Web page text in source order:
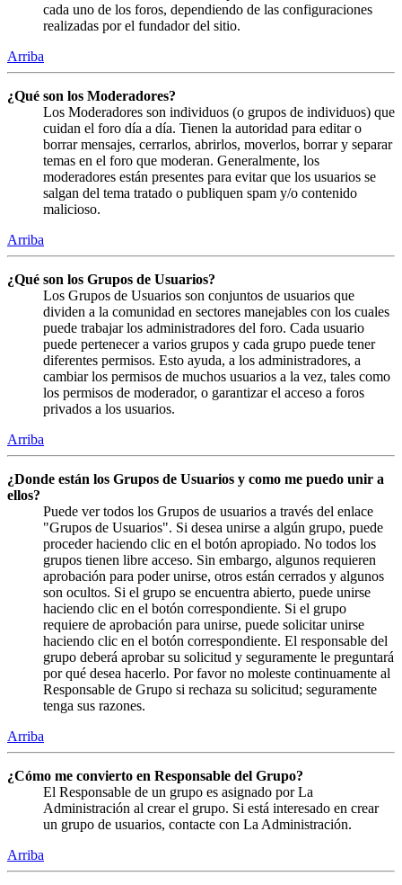
cada uno de los foros, dependiendo de las configuraciones
realizadas por el fundador del sitio.
Arriba
¿Qué son los Moderadores?
Los Moderadores son individuos (o grupos de individuos) que
cuidan el foro día a día. Tienen la autoridad para editar o
borrar mensajes, cerrarlos, abrirlos, moverlos, borrar y separar
temas en el foro que moderan. Generalmente, los
moderadores están presentes para evitar que los usuarios se
salgan del tema tratado o publiquen spam y/o contenido
malicioso.
Arriba
¿Qué son los Grupos de Usuarios?
Los Grupos de Usuarios son conjuntos de usuarios que
dividen a la comunidad en sectores manejables con los cuales
puede trabajar los administradores del foro. Cada usuario
puede pertenecer a varios grupos y cada grupo puede tener
diferentes permisos. Esto ayuda, a los administradores, a
cambiar los permisos de muchos usuarios a la vez, tales como
los permisos de moderador, o garantizar el acceso a foros
privados a los usuarios.
Arriba
¿Donde están los Grupos de Usuarios y como me puedo unir a
ellos?
Puede ver todos los Grupos de usuarios a través del enlace
"Grupos de Usuarios". Si desea unirse a algún grupo, puede
proceder haciendo clic en el botón apropiado. No todos los
grupos tienen libre acceso. Sin embargo, algunos requieren
aprobación para poder unirse, otros están cerrados y algunos
son ocultos. Si el grupo se encuentra abierto, puede unirse
haciendo clic en el botón correspondiente. Si el grupo
requiere de aprobación para unirse, puede solicitar unirse
haciendo clic en el botón correspondiente. El responsable del
grupo deberá aprobar su solicitud y seguramente le preguntará
por qué desea hacerlo. Por favor no moleste continuamente al
Responsable de Grupo si rechaza su solicitud; seguramente
tenga sus razones.
Arriba
¿Cómo me convierto en Responsable del Grupo?
El Responsable de un grupo es asignado por La
Administración al crear el grupo. Si está interesado en crear
un grupo de usuarios, contacte con La Administración.
Arriba